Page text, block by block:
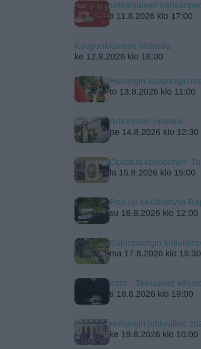
Unkarilaisen
ti 11.8.2026 klo 17:00
Kaupunkitanssit Malmilla
ke 12.8.2026 klo 16:00
Helsingin kaupungin
to 13.8.2026 klo 11:00
Arboretum-opastus
pe 14.8.2026 klo 12:30
Opastus kokoelmiin:
la 15.8.2026 klo 15:00
Pop-up kesäkahvila
su 16.8.2026 klo 12:00
Katrinebergin
ma 17.8.2026 klo 15:30
Intro - Taikuuden
ti 18.8.2026 klo 19:00
Helsingin juhlaviikot
ke 19.8.2026 klo 10:00